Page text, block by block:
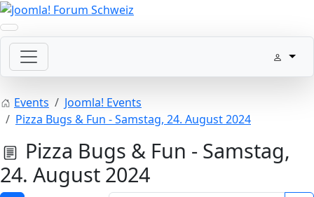
Events
Joomla! Events
Pizza Bugs & Fun - Samstag, 24. August 2024
Pizza Bugs & Fun - Samstag,
24. August 2024